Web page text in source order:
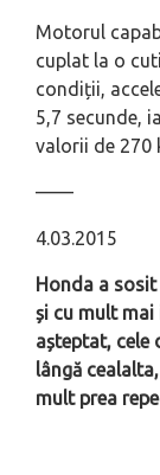
Motorul
cuplat la o
condiții,
5,7 secunde,
valorii de 270
––––
4.03.2015
Honda a sosit
și cu mult mai
așteptat, cele
lângă
mult prea